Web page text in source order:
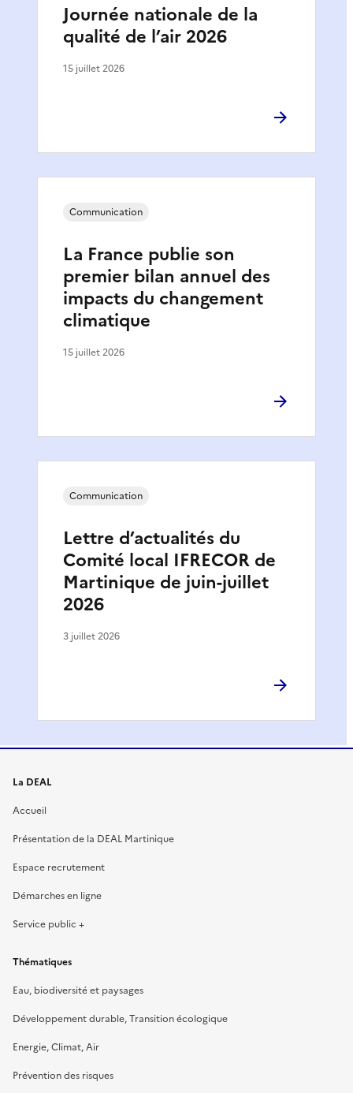
Journée nationale de la
qualité de l’air 2026
15 juillet 2026
La France publie son
premier bilan annuel des
impacts du changement
climatique
Communication
15 juillet 2026
Lettre d’actualités du
Comité local IFRECOR de
Martinique de juin-juillet
2026
Communication
3 juillet 2026
La DEAL
Accueil
Présentation de la DEAL Martinique
Espace recrutement
Démarches en ligne
Service public +
Thématiques
Eau, biodiversité et paysages
Développement durable, Transition écologique
Energie, Climat, Air
Prévention des risques